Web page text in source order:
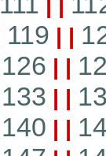
| |
119 | |
126 | |
133 | |
140 | |